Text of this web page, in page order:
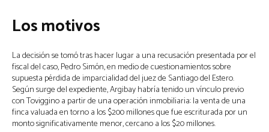
Los motivos
La decisión se tomó tras hacer lugar a una recusación presentada por el
fiscal del caso, Pedro Simón, en medio de cuestionamientos sobre
supuesta pérdida de imparcialidad del juez de Santiago del Estero.
Según surge del expediente, Argibay habría tenido un vínculo previo
con Toviggino a partir de una operación inmobiliaria: la venta de una
finca valuada en torno a los $200 millones que fue escriturada por un
monto significativamente menor, cercano a los $20 millones.